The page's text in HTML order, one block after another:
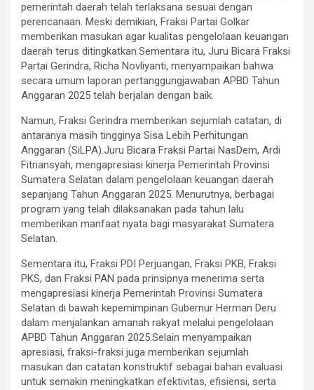
pemerintah daerah telah terlaksana sesuai dengan
perencanaan. Meski demikian, Fraksi Partai Golkar
memberikan masukan agar kualitas pengelolaan keuangan
daerah terus ditingkatkan.Sementara itu, Juru Bicara Fraksi
Partai Gerindra, Richa Novliyanti, menyampaikan bahwa
secara umum laporan pertanggungjawaban APBD Tahun
Anggaran 2025 telah berjalan dengan baik.
Namun, Fraksi Gerindra memberikan sejumlah catatan, di
antaranya masih tingginya Sisa Lebih Perhitungan
Anggaran (SiLPA).Juru Bicara Fraksi Partai NasDem, Ardi
Fitriansyah, mengapresiasi kinerja Pemerintah Provinsi
Sumatera Selatan dalam pengelolaan keuangan daerah
sepanjang Tahun Anggaran 2025. Menurutnya, berbagai
program yang telah dilaksanakan pada tahun lalu
memberikan manfaat nyata bagi masyarakat Sumatera
Selatan.
Sementara itu, Fraksi PDI Perjuangan, Fraksi PKB, Fraksi
PKS, dan Fraksi PAN pada prinsipnya menerima serta
mengapresiasi kinerja Pemerintah Provinsi Sumatera
Selatan di bawah kepemimpinan Gubernur Herman Deru
dalam menjalankan amanah rakyat melalui pengelolaan
APBD Tahun Anggaran 2025.Selain menyampaikan
apresiasi, fraksi-fraksi juga memberikan sejumlah
masukan dan catatan konstruktif sebagai bahan evaluasi
untuk semakin meningkatkan efektivitas, efisiensi, serta